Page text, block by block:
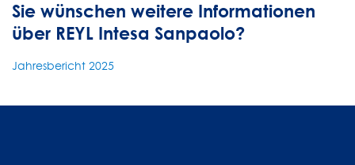
Sie wünschen weitere Informationen
über REYL Intesa Sanpaolo?
Jahresbericht 2025